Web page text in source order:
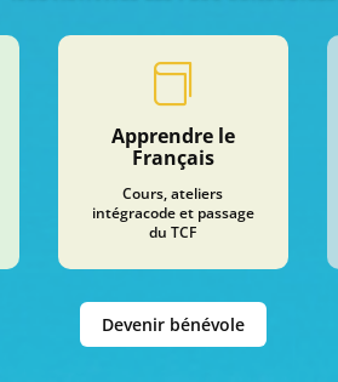

Apprendre le
Français
Cours, ateliers
intégracode et passage
du TCF
Devenir bénévole